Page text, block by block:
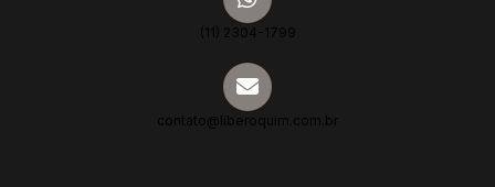
(11) 2304-1799
contato@liberoquim.com.br